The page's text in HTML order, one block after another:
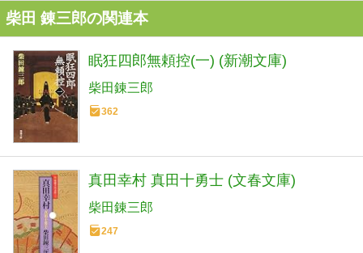
柴田 錬三郎の関連本
眠狂四郎無頼控(一) (新潮文庫)
柴田錬三郎
362
真田幸村 真田十勇士 (文春文庫)
柴田錬三郎
247